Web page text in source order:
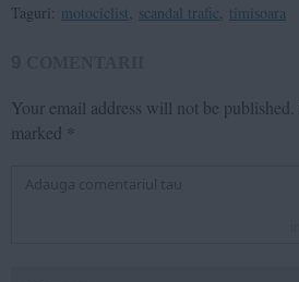
Taguri: motociclist scandal trafic timisoara
Your email address will not be published.
marked *